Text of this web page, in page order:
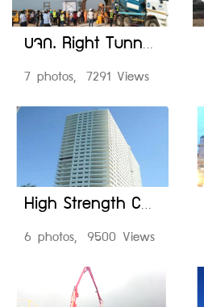
บจก. Right Tunnelling
7 photos, 7291 Views
High Strength Concrete (Viaduct Segment)
6 photos, 9500 Views